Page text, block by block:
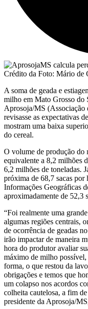
Crédito da Foto: Mário de
A soma de geada e
milho em Mato Grosso do
Aprosoja/MS (Associação
revisasse as expectativas
mostram uma baixa
do cereal.
O volume de produção do
equivalente a 8,2 milhões
6,2 milhões de toneladas.
próxima de 68,7 sacas por
Informações Geográficas
aproximadamente de 52,3
“Foi realmente uma
algumas regiões centrais,
de ocorrência de geadas
irão impactar de maneira
hora do produtor avaliar
máximo de milho
forma, o que restou da
obrigações e temos que
um colapso nos acordos
colheita cautelosa, a fim
presidente da Aprosoja/